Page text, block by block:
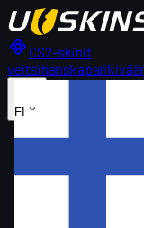
CS2-skinit
veitsihanskapari
FI